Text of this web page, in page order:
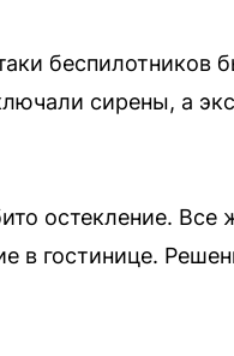
сирены, а
остекление.
гостинице.